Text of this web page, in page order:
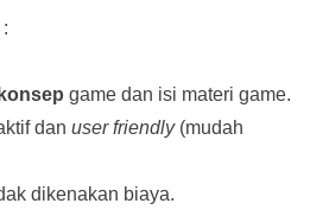
game dan isi materi game.
dan user friendly(mudah
dikenakan biaya.